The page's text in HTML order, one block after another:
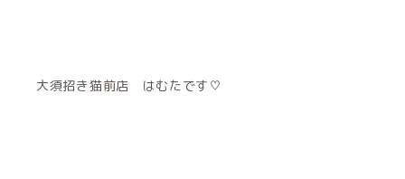
大須招き猫前店 はむたです♡